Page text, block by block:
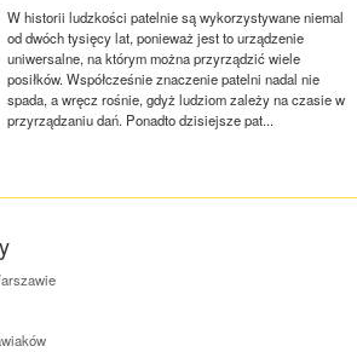
W historii ludzkości patelnie są wykorzystywane niemal
od dwóch tysięcy lat, ponieważ jest to urządzenie
uniwersalne, na którym można przyrządzić wiele
posiłków. Współcześnie znaczenie patelni nadal nie
spada, a wręcz rośnie, gdyż ludziom zależy na czasie w
przyrządzaniu dań. Ponadto dzisiejsze pat...